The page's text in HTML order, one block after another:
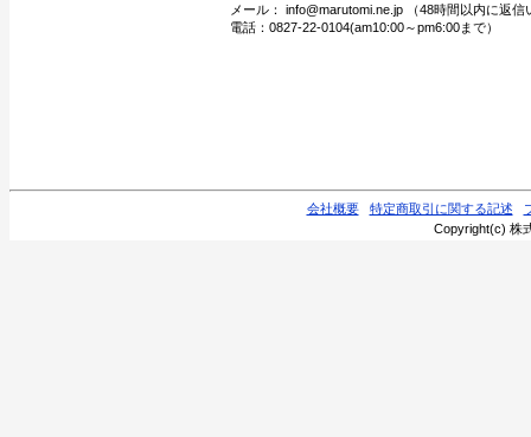
メール： info@marutomi.ne.jp （48時間以内に返信
電話：0827-22-0104(am10:00～pm6:00まで）
会社概要 特定商取引に関する記述
Copyright(c) 株